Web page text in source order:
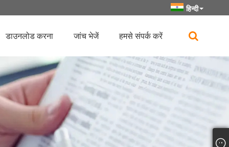
हिन्दी
डाउनलोड करना जांच भेजें हमसे संपर्क करें